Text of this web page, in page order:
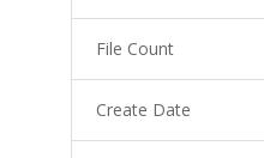
File Count
Create Date